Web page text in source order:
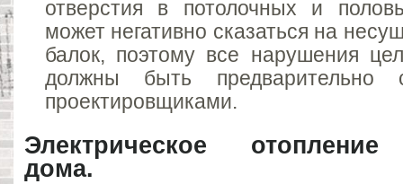
отверстия в потолочных и
может негативно сказаться на
балок, поэтому все нарушения
должны быть предварительно
проектировщиками.
Электрическое отопление
дома.